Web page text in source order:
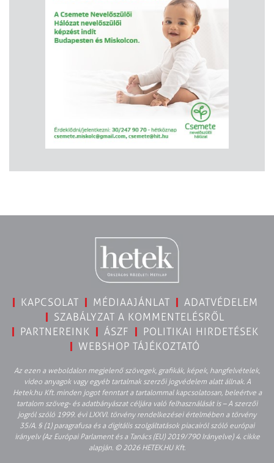
KAPCSOLAT MÉDIAAJÁNLAT
ADATVÉDELEM
SZABÁLYZAT A KOMMENTELÉSRŐL
PARTNEREINK
ÁSZF
POLITIKAI HIRDETÉSEK
WEBSHOP TÁJÉKOZTATÓ
Az ezen a weboldalon megjelenő szövegek, grafikák, képek, hangfelvételek,
video anyagok vagy egyéb tartalmak szerzői jogvédelem alatt állnak. A
Hetek.hu Kft. minden jogot fenntart a tartalommal kapcsolatosan, beleértve a
tartalom szöveg- és adatbányászat céljára való felhasználását is – A szerzői
jogról szóló 1999. évi LXXVI. törvény rendelkezései értelmében a törvény
35/A. § (1) paragrafusa és a digitális szolgáltatások piacairól szóló európai
irányelv (Az Európai Parlament és a Tanács (EU) 2019/790 Irányelve) 4. cikke
alapján. © 2026 HETEK.HU Kft.